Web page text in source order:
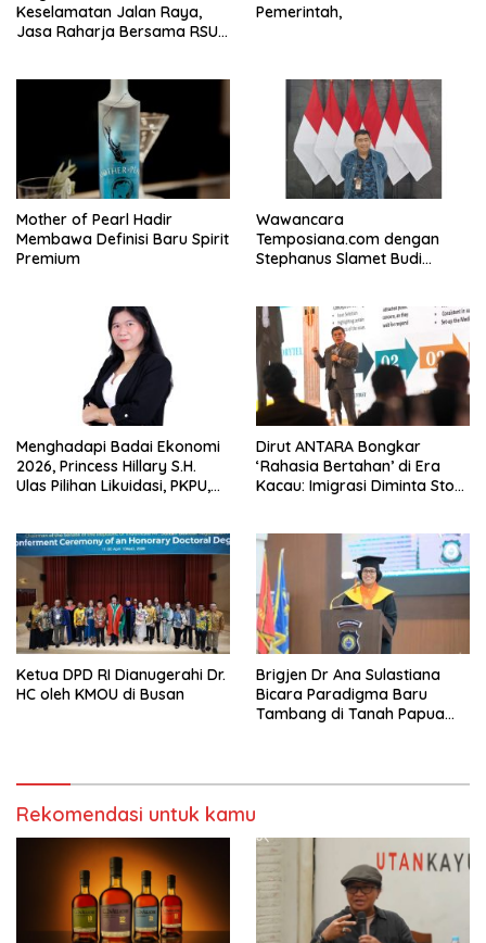
Keselamatan Jalan Raya,
Jasa Raharja Bersama RSU
Komprehensif di Jagakarsa
Pemerintah,
Mother of Pearl Hadir
Membawa Definisi Baru Spirit
Premium
Wawancara
Temposiana.com dengan
Stephanus Slamet Budi
Menghadapi Badai Ekonomi
2026, Princess Hillary S.H.
Ulas Pilihan Likuidasi, PKPU,
Dirut ANTARA Bongkar
‘Rahasia Bertahan’ di Era
Kacau: Imigrasi Diminta Stop
Ketua DPD RI Dianugerahi Dr.
HC oleh KMOU di Busan
Brigjen Dr Ana Sulastiana
Bicara Paradigma Baru
Tambang di Tanah Papua
Rekomendasi untuk kamu